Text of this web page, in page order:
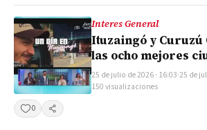
Interes General
Ituzaingó y Curuzú
las ocho mejores
25 de julio de 2026 · 16:03·25 de
150 visualizaciones
0
Compartir